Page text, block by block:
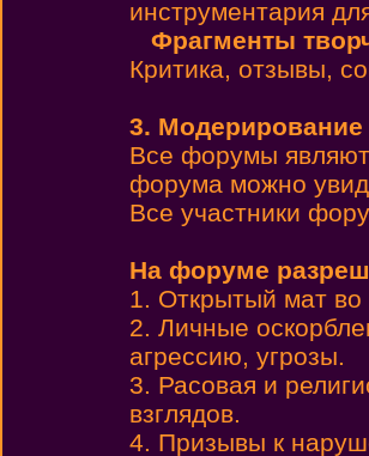
инструментария
Фрагменты
Критика, отзывы,
3.
Все форумы
форума можно
Все участники
На форуме
1. Открытый мат
2. Личные
агрессию, угрозы.
3. Расовая и
взглядов.
4. Призывы к